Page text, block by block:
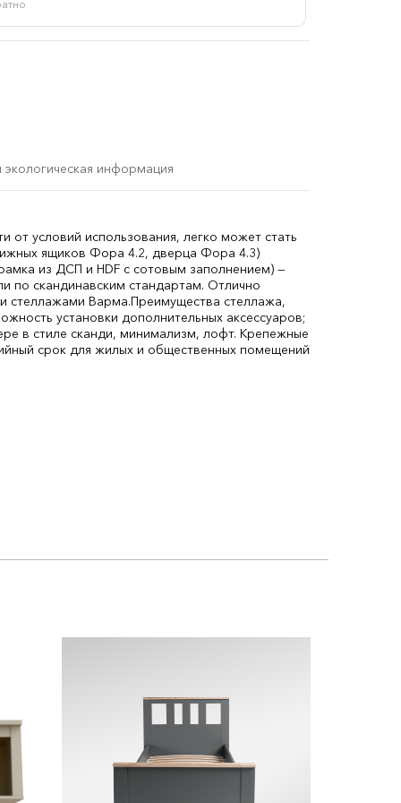
экологическая информация
условий использования, легко может стать
ящиков Фора 4.2, дверца Фора 4.3)
из ДСП и HDF с сотовым заполнением) —
по скандинавским стандартам. Отлично
стеллажами Варма.Преимущества стеллажа,
установки дополнительных аксессуаров;
в стиле сканди, минимализм, лофт. Крепежные
срок для жилых и общественных помещений